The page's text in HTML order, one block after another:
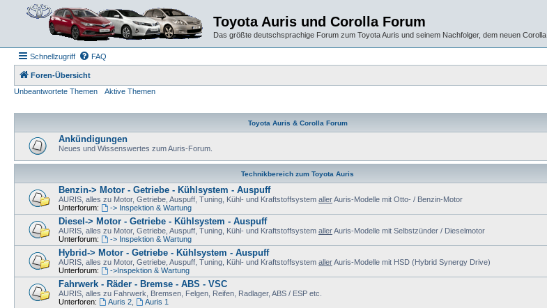
Toyota Auris und Corolla Forum
Das größte deutschsprachige Forum zum Toyota Auris und seinem Nachfolger, dem neuen Corolla
Schnellzugriff FAQ
Foren-Übersicht
Unbeantwortete Themen
Aktive Themen
Toyota Auris & Corolla Forum
Ankündigungen
Neues und Wissenswertes zum Auris-Forum.
Technikbereich zum Toyota Auris
Benzin-> Motor - Getriebe - Kühlsystem - Auspuff
AURIS, alles zu Motor, Getriebe, Auspuff, Tuning, Kühl- und Kraftstoffsystem allerAuris-Modelle mit Otto- / Benzin-Motor
Unterforum:
-> Inspektion & Wartung
Diesel-> Motor - Getriebe - Kühlsystem - Auspuff
AURIS, alles zu Motor, Getriebe, Auspuff, Tuning, Kühl- und Kraftstoffsystem allerAuris-Modelle mit Selbstzünder / Dieselmotor
Unterforum:
-> Inspektion & Wartung
Hybrid-> Motor - Getriebe - Kühlsystem - Auspuff
AURIS, alles zu Motor, Getriebe, Auspuff, Tuning, Kühl- und Kraftstoffsystem allerAuris-Modelle mit HSD (Hybrid Synergy Drive)
Unterforum:
->Inspektion & Wartung
Fahrwerk - Räder - Bremse - ABS - VSC
AURIS, alles zu Fahrwerk, Bremsen, Felgen, Reifen, Radlager, ABS / ESP etc.
Unterforen:
Auris 2, Auris 1